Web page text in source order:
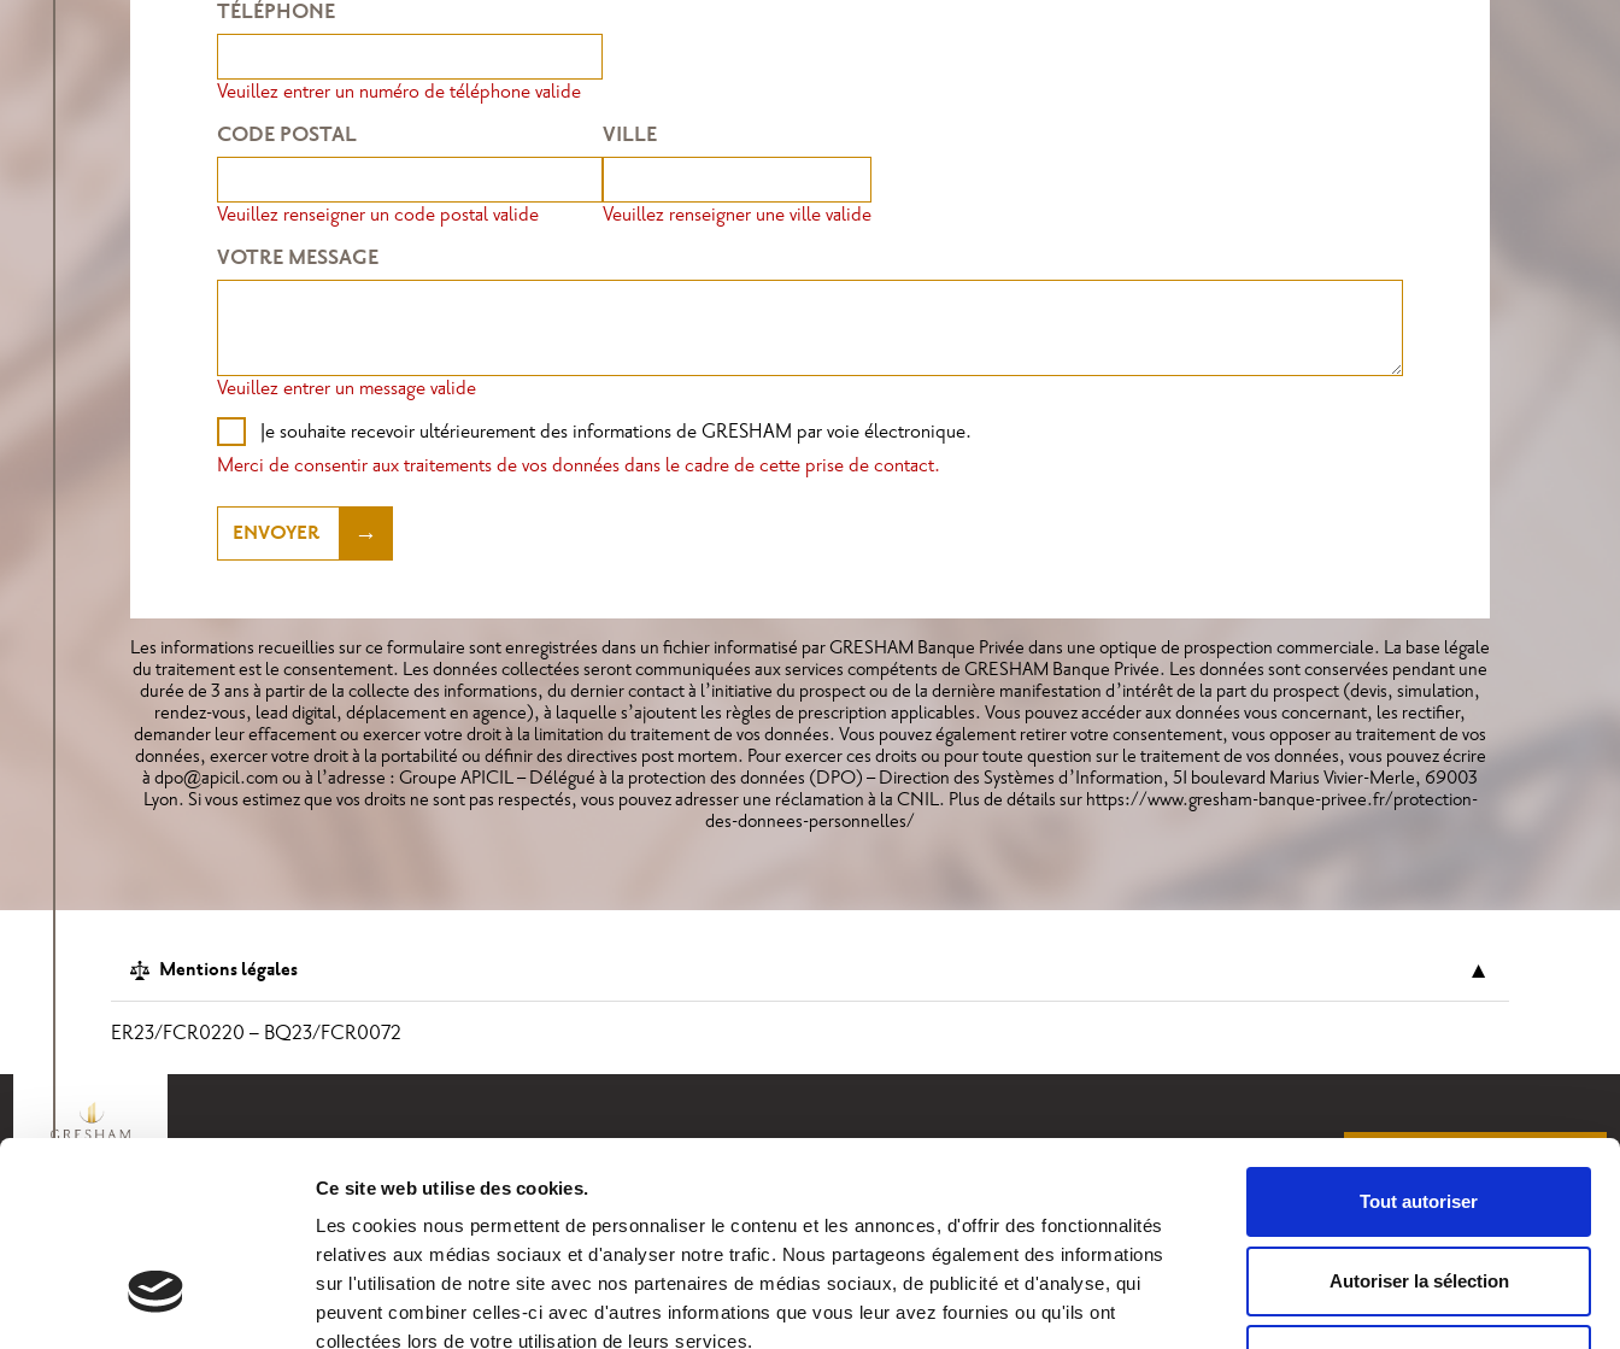
Ce site web utilise des cookies.
Les cookies nous permettent de personnaliser le contenu et les annonces, d'offrir des fonctionnalités
relatives aux médias sociaux et d'analyser notre trafic. Nous partageons également des informations
sur l'utilisation de notre site avec nos partenaires de médias sociaux, de publicité et d'analyse, qui
peuvent combiner celles-ci avec d'autres informations que vous leur avez fournies ou qu'ils ont
collectées lors de votre utilisation de leurs services.
Tout autoriser
Autoriser la sélection
TÉLÉPHONE
Veuillez entrer un numéro de téléphone valide
CODE POSTAL
Veuillez renseigner un code postal valide
VILLE
Veuillez renseigner une ville valide
VOTRE MESSAGE
Veuillez entrer un message valide
Je souhaite recevoir ultérieurement des informations de GRESHAM par voie électronique.
Merci de consentir aux traitements de vos données dans le cadre de cette prise de contact.
ENVOYER
Les informations recueillies sur ce formulaire sont enregistrées dans un fichier informatisé par GRESHAM Banque Privée dans une optique de prospection commerciale. La base légale
du traitement est le consentement. Les données collectées seront communiquées aux services compétents de GRESHAM Banque Privée. Les données sont conservées pendant une
durée de 3 ans à partir de la collecte des informations, du dernier contact à l’initiative du prospect ou de la dernière manifestation d’intérêt de la part du prospect (devis, simulation,
rendez-vous, lead digital, déplacement en agence), à laquelle s’ajoutent les règles de prescription applicables. Vous pouvez accéder aux données vous concernant, les rectifier,
demander leur effacement ou exercer votre droit à la limitation du traitement de vos données. Vous pouvez également retirer votre consentement, vous opposer au traitement de vos
données, exercer votre droit à la portabilité ou définir des directives post mortem. Pour exercer ces droits ou pour toute question sur le traitement de vos données, vous pouvez écrire
àdpo@apicil.comou à l’adresse : Groupe APICIL – Délégué à la protection des données (DPO) – Direction des Systèmes d’Information, 51 boulevard Marius Vivier-Merle, 69003
Lyon. Si vous estimez que vos droits ne sont pas respectés, vous pouvez adresser une réclamation à la CNIL. Plus de détails sur https://www.gresham-banque-privee.fr/protection-
des-donnees-personnelles/
Mentions légales ▼
ER23/FCR0220 – BQ23/FCR0072
Préparer votre retraite
Préparer votre transmission
Optimiser votre fiscalité
Valoriser votre entreprise
Notre histoire
Nos valeurs
Groupe APICIL
Nos solutions patrimoniales
TROUVER UNE AGENCE
LinkedIn Webikeo